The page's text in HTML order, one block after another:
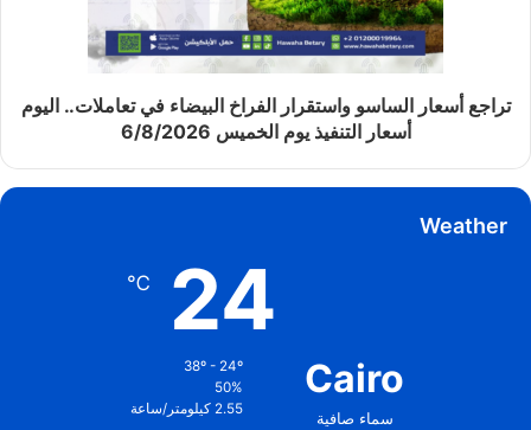
تراجع أسعار الساسو واستقرار الفراخ البيضاء في تعاملات.. اليوم
أسعار التنفيذ يوم الخميس 6/8/2026
Weather
Cairo
سماء صافية
24
℃
50%
2.55 كيلومتر/ساعة